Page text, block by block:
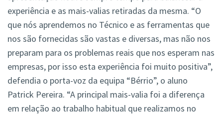
experiência e as mais-valias retiradas da mesma. “O
que nós aprendemos no Técnico e as ferramentas que
nos são fornecidas são vastas e diversas, mas não nos
preparam para os problemas reais que nos esperam nas
empresas, por isso esta experiência foi muito positiva”,
defendia o porta-voz da equipa “Bérrio”, o aluno
Patrick Pereira. “A principal mais-valia foi a diferença
em relação ao trabalho habitual que realizamos no